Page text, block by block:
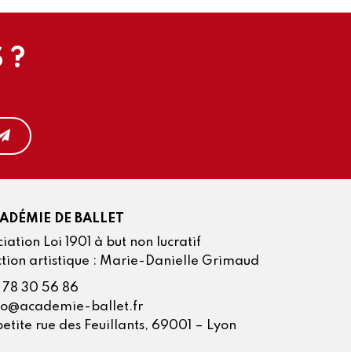
?
DE BALLET
Loi 1901 à but non lucratif
artistique : Marie-Danielle Grimaud
30 56 86
ballet.fr
rue des Feuillants, 69001 – Lyon